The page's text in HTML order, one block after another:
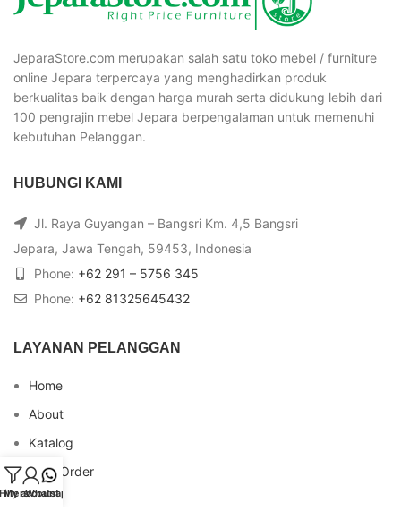
JeparaStore.com merupakan salah satu toko mebel / furniture
online Jepara terpercaya yang menghadirkan produk
berkualitas baik dengan harga murah serta didukung lebih dari
100 pengrajin mebel Jepara berpengalaman untuk memenuhi
kebutuhan Pelanggan.
HUBUNGI KAMI
Jl. Raya Guyangan – Bangsri Km. 4,5 Bangsri
Jepara, Jawa Tengah, 59453, Indonesia
Phone: +62 291 – 5756 345
Phone: +62 81325645432
LAYANAN PELANGGAN
Home
About
Katalog
Cara Order
Blog
My account
Whatsapp